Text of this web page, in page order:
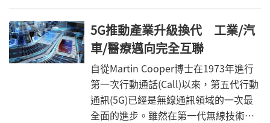
5G推動產業升級換代 工業/汽
車/醫療邁向完全互聯
自從Martin Cooper博士在1973年進行
第一次行動通話(Call)以來，第五代行動
通訊(5G)已經是無線通訊領域的一次最
全面的進步。雖然在第一代無線技術以